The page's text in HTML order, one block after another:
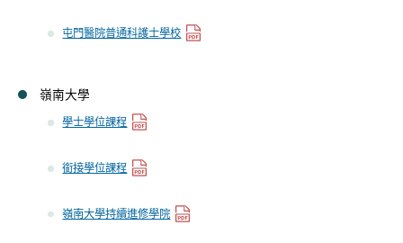
屯門醫院普通科護士學校
嶺南大學
學士學位課程
銜接學位課程
嶺南大學持續進修學院